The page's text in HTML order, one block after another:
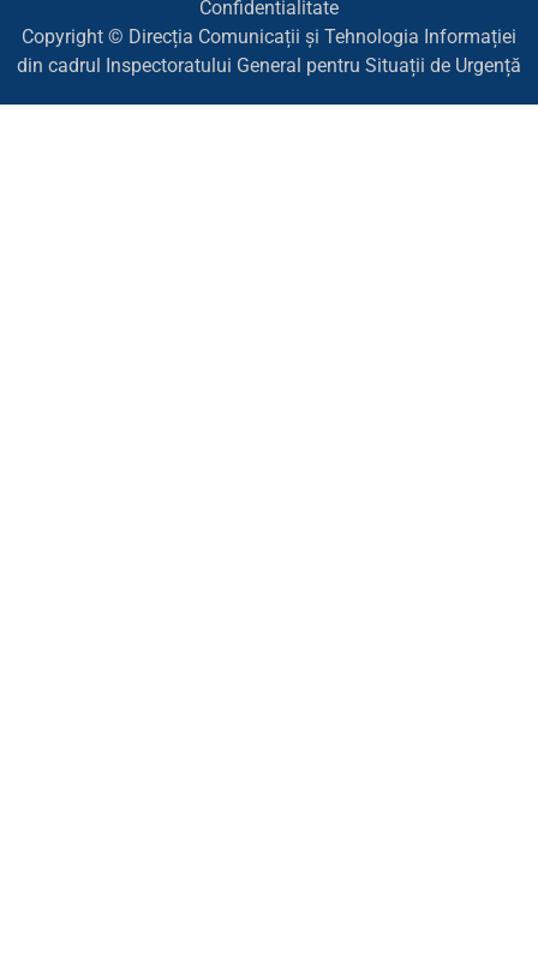
Confidentialitate
Copyright © Direcția Comunicații și Tehnologia Informației
din cadrul Inspectoratului General pentru Situații de Urgență